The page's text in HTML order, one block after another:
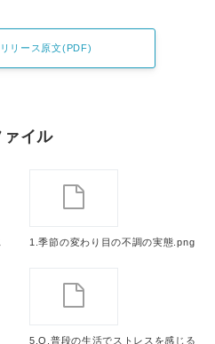
リース原文(PDF)
イル
1.季節の変わり目の不調の実態.png
5.Q.普段の生活でストレスを感じる